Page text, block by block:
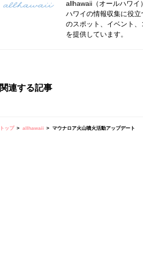
allhawaii（オールハワイ
ハワイの情報収集に役
のスポット、イベント
を提供しています。
関連する記事
トップ allhawaii マウナロア火山噴火活動アップデート